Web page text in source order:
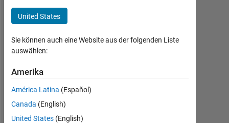
Tage
vor
Aktiv
seit
0
Following:
United States
Sie können auch eine Website aus der folgenden Liste
auswählen:
Amerika
América Latina (Español)
Canada (English)
United States (English)